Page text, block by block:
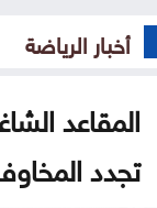
أخبار الرياضة
المقاعد
تجدد